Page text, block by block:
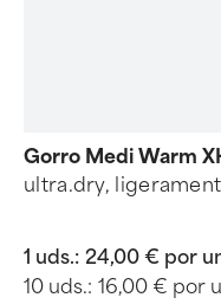
Gorro Medi Warm
ultra.dry,
1 uds.: 24,00 € por
10 uds.: 16,00 € por